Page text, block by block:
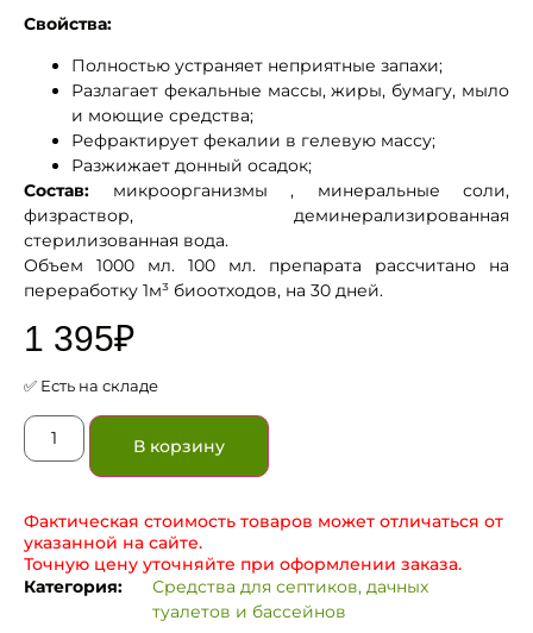
Свойства:
Полностью устраняет неприятные запахи;
Разлагает фекальные массы, жиры, бумагу, мыло
и моющие средства;
Рефрактирует фекалии в гелевую массу;
Разжижает донный осадок;
Состав: микроорганизмы , минеральные соли,
физраствор, деминерализированная
стерилизованная вода.
Объем 1000 мл. 100 мл. препарата рассчитано на
переработку 1м³ биоотходов, на 30 дней.
1 395₽
✅ Есть на складе
В корзину
Фактическая стоимость товаров может отличаться от
указанной на сайте.
Точную цену уточняйте при оформлении заказа.
Категория:
Средства для септиков, дачных
туалетов и бассейнов